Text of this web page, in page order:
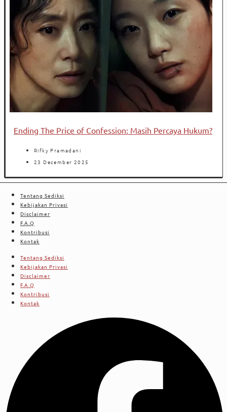
Ending The Price of Confession: Masih Percaya Hukum?
Rifky Pramadani
23 December 2025
Tentang Sediksi
Kebijakan Privasi
Disclaimer
F.A.Q
Kontribusi
Kontak
Tentang Sediksi
Kebijakan Privasi
Disclaimer
F.A.Q
Kontribusi
Kontak